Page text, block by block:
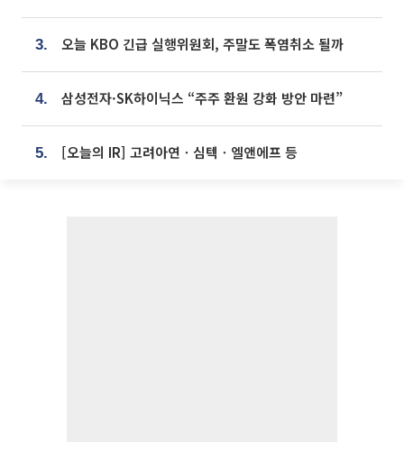
3. 오늘 KBO 긴급 실행위원회, 주말도 폭염취소 될까
4. 삼성전자·SK하이닉스 “주주 환원 강화 방안 마련”
5. [오늘의 IR] 고려아연ㆍ심텍ㆍ엘앤에프 등